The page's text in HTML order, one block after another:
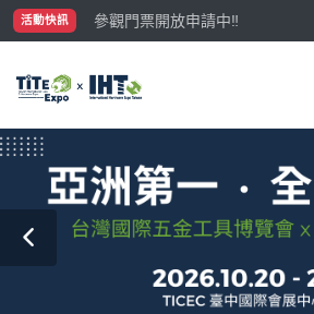
活動快訊
參觀門票開放申請中‼️
最大規模台灣五金展TiTE x IHT